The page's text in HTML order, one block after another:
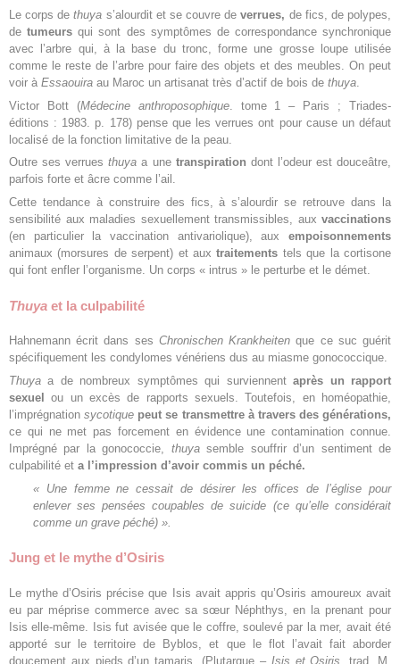
Le corps de thuya s’alourdit et se couvre deverrues, de fics, de polypes,
detumeurs qui sont des symptômes de correspondance synchronique
avec l’arbre qui, à la base du tronc, forme une grosse loupe utilisée
comme le reste de l’arbre pour faire des objets et des meubles. On peut
voir à Essaouira au Maroc un artisanat très d’actif de bois de thuya.
Victor Bott (Médecine anthroposophique. tome 1 – Paris ; Triades-
éditions : 1983. p. 178) pense que les verrues ont pour cause un défaut
localisé de la fonction limitative de la peau.
Outre ses verruesthuya a unetranspiration dont l’odeur est douceâtre,
parfois forte et âcre comme l’ail.
Cette tendance à construire des fics, à s’alourdir se retrouve dans la
sensibilité aux maladies sexuellement transmissibles, aux vaccinations
(en particulier la vaccination antivariolique), aux empoisonnements
animaux (morsures de serpent) et auxtraitements tels que la cortisone
qui font enfler l’organisme. Un corps « intrus » le perturbe et le démet.
Thuya et la culpabilité
Hahnemann écrit dans ses Chronischen Krankheitenque ce suc guérit
spécifiquement les condylomes vénériens dus au miasme gonococcique.
Thuya a de nombreux symptômes qui surviennentaprès un rapport
sexuel
ou un excès de rapports sexuels. Toutefois, en homéopathie,
l’imprégnationsycotique peut se transmettre à travers des générations,
ce qui ne met pas forcement en évidence une contamination connue.
Imprégné par la gonococcie,
thuyasemble souffrir d’un sentiment de
culpabilité et a l’impression d’avoir commis un péché.
« Une femme ne cessait de désirer les offices de l’église pour
enlever ses pensées coupables de suicide (ce qu’elle considérait
comme un grave péché) ».
Jung et le mythe d’Osiris
Le mythe d’Osiris précise que Isis avait appris qu’Osiris amoureux avait
eu par méprise commerce avec sa sœur Néphthys, en la prenant pour
Isis elle-même. Isis fut avisée que le coffre, soulevé par la mer, avait été
apporté sur le territoire de Byblos, et que le flot l’avait fait aborder
doucement aux pieds d’un tamaris. (Plutarque – Isis et Osiris . trad. M.